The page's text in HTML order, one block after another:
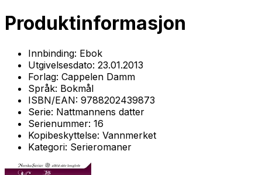
Produktinformasjon
Innbinding: Ebok
Utgivelsesdato: 23.01.2013
Forlag: Cappelen Damm
Språk: Bokmål
ISBN/EAN: 9788202439873
Serie: Nattmannens datter
Serienummer: 16
Kopibeskyttelse: Vannmerket
Kategori: Serieromaner